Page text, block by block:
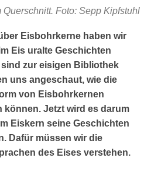
Querschnitt. Foto: Sepp Kipfstuhl
Eisbohrkerne haben wir
Eis uralte Geschichten
zur eisigen Bibliothek
uns angeschaut, wie die
von Eisbohrkernen
können. Jetzt wird es darum
Eiskern seine Geschichten
Dafür müssen wir die
des Eises verstehen.